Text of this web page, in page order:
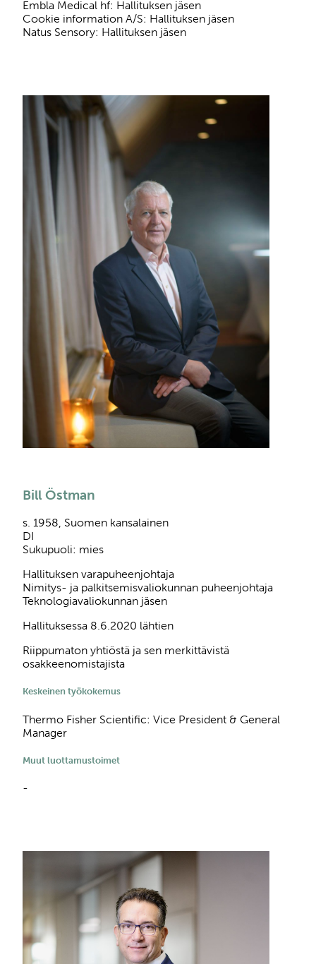
Embla Medical hf: Hallituksen jäsen
Cookie information A/S: Hallituksen jäsen
Natus Sensory: Hallituksen jäsen
Bill Östman
s. 1958, Suomen kansalainen
DI
Sukupuoli: mies
Hallituksen varapuheenjohtaja
Nimitys- ja palkitsemisvaliokunnan puheenjohtaja
Teknologiavaliokunnan jäsen
Hallituksessa 8.6.2020 lähtien
Riippumaton yhtiöstä ja sen merkittävistä
osakkeenomistajista
Keskeinen työkokemus
Thermo Fisher Scientific: Vice President & General
Manager
Muut luottamustoimet
-